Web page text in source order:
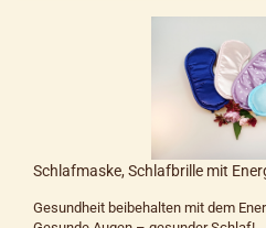
Schlafmaske, Schlafbrille mit
Gesundheit beibehalten mit dem